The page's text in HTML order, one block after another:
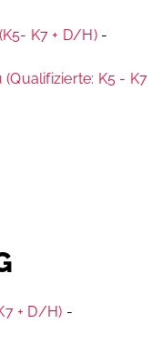
K7 + D/H)-
K5 - K7
+ D/H) -